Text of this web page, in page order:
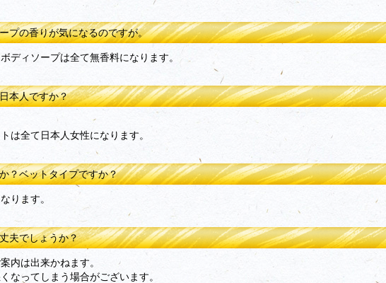
プの香りが気になるのですが。
ディソープは全て無香料になります。
本人ですか？
は全て日本人女性になります。
？ベットタイプですか？
ります。
夫でしょうか？
内は出来かねます。
なってしまう場合がございます。